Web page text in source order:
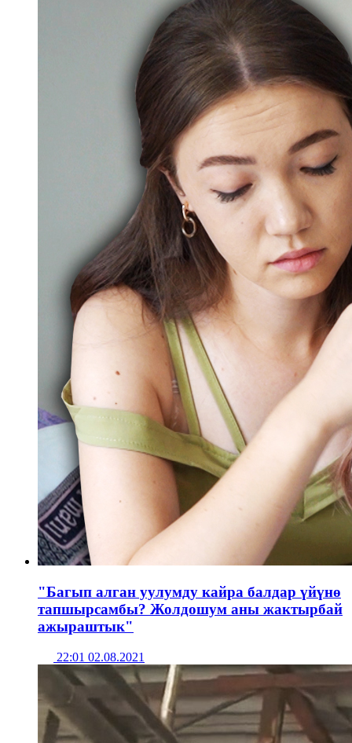
"Багып алган уулумду кайра балдар үйүнө
тапшырсамбы? Жолдошум аны жактырбай
ажыраштык"
22:01 02.08.2021